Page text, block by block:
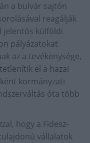
a bulvár sajtón
reagálják
jelentős külföldi
pályázatokat
az a tevékenysége,
el a hazai
kormányzati
óta több
hogy a Fidesz-
vállalatok